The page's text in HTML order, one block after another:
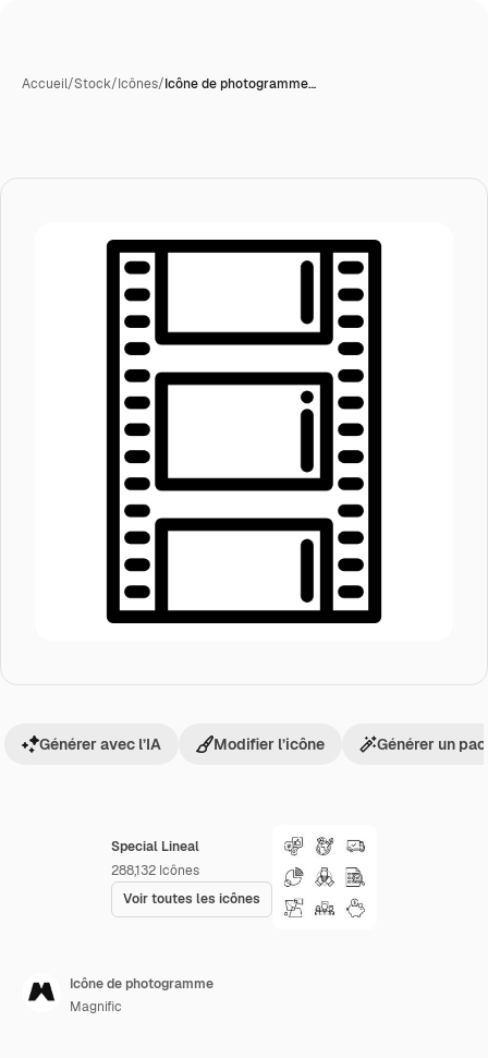
Accueil/Stock/Icônes/Icône de photogramme…
Special Lineal
288,132 Icônes
Voir toutes les icônes
Générer avec l’IA Modifier l’icône Générer un
Icône de photogramme
Magnific